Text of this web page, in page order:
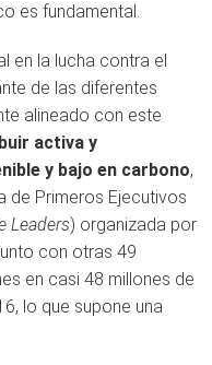
es fundamental.
en la lucha contra el
de las diferentes
alineado con este
activa y
y bajo en carbono,
de Primeros Ejecutivos
Leaders) organizada por
con otras 49
en casi 48 millones de
lo que supone una